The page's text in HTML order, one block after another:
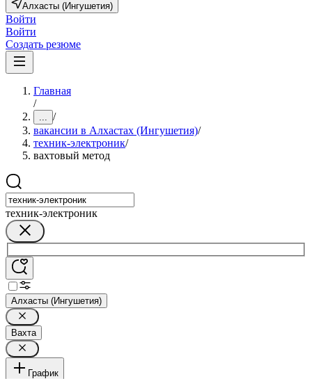
Алхасты (Ингушетия)
Войти
Войти
Создать резюме
Главная
/
... /
вакансии в Алхастах (Ингушетия)/
техник-электроник/
вахтовый метод
техник-электроник
Алхасты (Ингушетия)
Вахта
График